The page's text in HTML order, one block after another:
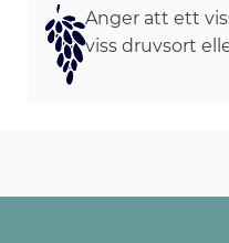
Anger att ett
viss druvsort